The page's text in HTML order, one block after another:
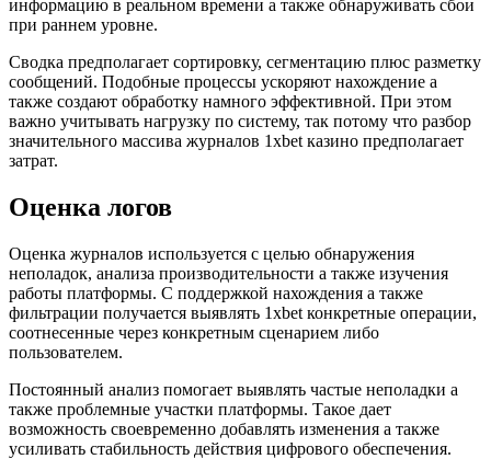
информацию в реальном времени а также обнаруживать сбои
при раннем уровне.
Сводка предполагает сортировку, сегментацию плюс разметку
сообщений. Подобные процессы ускоряют нахождение а
также создают обработку намного эффективной. При этом
важно учитывать нагрузку по систему, так потому что разбор
значительного массива журналов 1xbet казино предполагает
затрат.
Оценка логов
Оценка журналов используется с целью обнаружения
неполадок, анализа производительности а также изучения
работы платформы. С поддержкой нахождения а также
фильтрации получается выявлять 1xbet конкретные операции,
соотнесенные через конкретным сценарием либо
пользователем.
Постоянный анализ помогает выявлять частые неполадки а
также проблемные участки платформы. Такое дает
возможность своевременно добавлять изменения а также
усиливать стабильность действия цифрового обеспечения.